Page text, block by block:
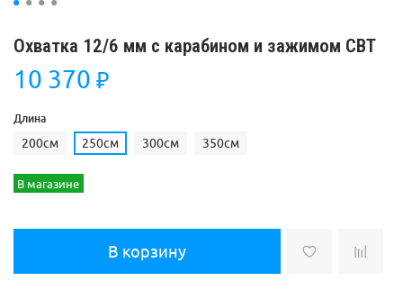
Охватка 12/6 мм с карабином и зажимом СВТ
10 370 ₽
Длина
200см 250см 300см 350см
В магазине
В корзину